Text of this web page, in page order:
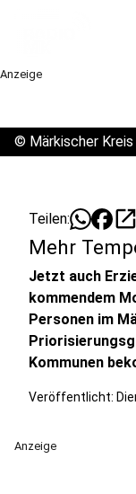
Anzeige
© Märkischer Kreis
Teilen: open_in_new
Mehr
Jetzt auch
kommendem
Personen im
Kommunen
Veröffentlicht:
Anzeige